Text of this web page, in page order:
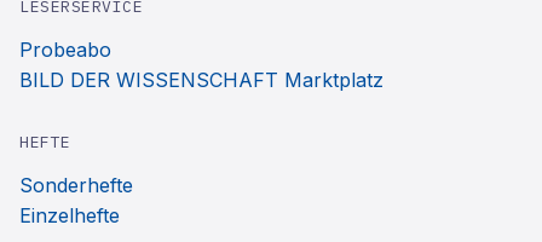
LESERSERVICE
Probeabo
BILD DER WISSENSCHAFT Marktplatz
HEFTE
Sonderhefte
Einzelhefte